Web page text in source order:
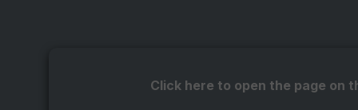
Click here to open the page on